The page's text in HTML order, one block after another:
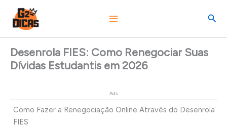
para
Desenrola FIES: Como Renegociar Suas
Dívidas Estudantis em 2026
Ads
Como Fazer a Renegociação Online Através do Desenrola
FIES